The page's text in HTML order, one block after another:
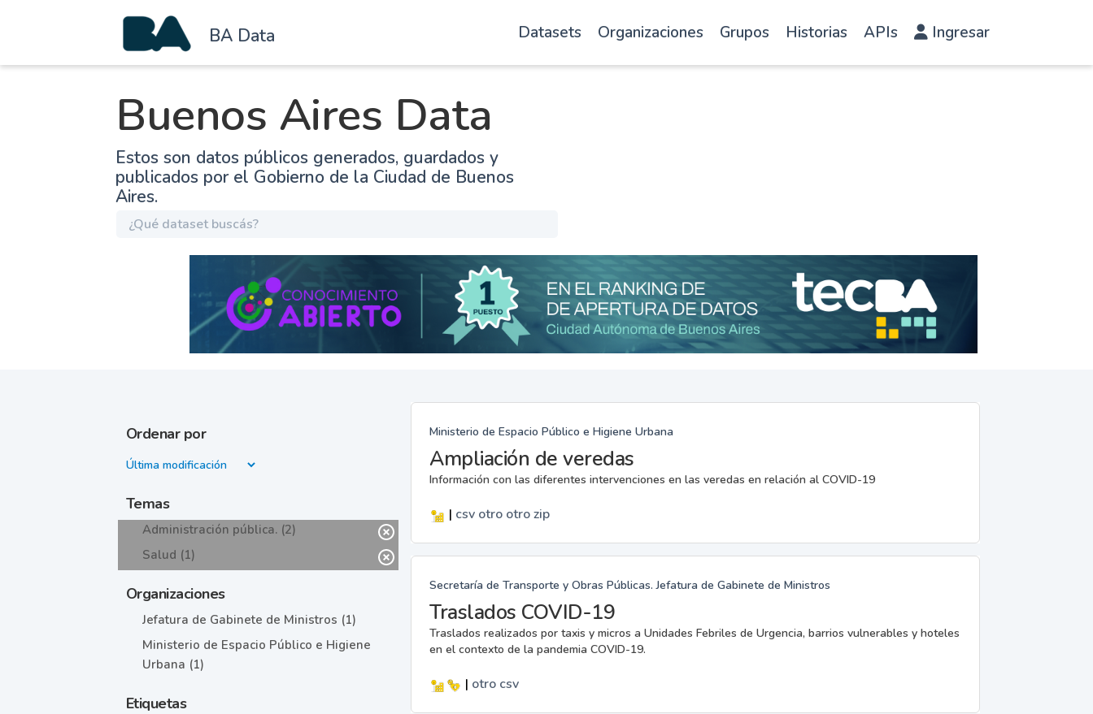
BA Data Datasets Organizaciones Grupos Historias APIs Ingresar
Buenos Aires Data
Estos son datos públicos generados, guardados y
publicados por el Gobierno de la Ciudad de Buenos
Aires.
Ordenar por
Temas
Administración pública. (2)
Salud (1)
Organizaciones
Jefatura de Gabinete de Ministros (1)
Ministerio de Espacio Público e Higiene
Urbana (1)
Etiquetas
Ministerio de Espacio Público e Higiene Urbana
Ampliación de veredas
Información con las diferentes intervenciones en las veredas en relación al COVID-19
| csv otro otrozip
Secretaría de Transporte y Obras Públicas. Jefatura de Gabinete de Ministros
Traslados COVID-19
Traslados realizados por taxis y micros a Unidades Febriles de Urgencia, barrios vulnerables y hoteles
en el contexto de la pandemia COVID-19.
| otro csv